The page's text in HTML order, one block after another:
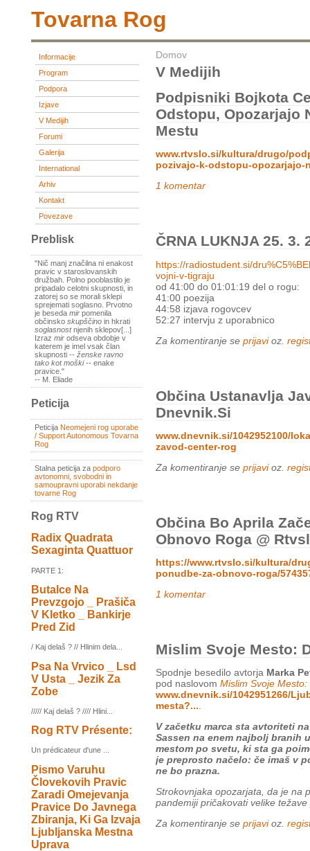
Tovarna Rog
Informacije
Program
Podpora
Izjave
V Medijih
Forumi
Galerija
International
Arhiv
Kontakt
Povezave
Preblisk
"Nič manj značilna ni enakost
pravic v staroslovanskih
družbah. Polno pooblastilo je
pripadalo celotni skupnosti, in
zatorej so se morali sklepi
sprejemati soglasno. Prvotno
je beseda mir pomenila
občinsko skupščino in hkrati
soglasnostnjenih sklepov[...]
Izraz mir odseva obdobje v
katerem je imel vsak član
skupnosti -- ženske ravno
tako kot moški-- enake
pravice."
-- M. Eliade
Peticija
Peticija Neomejeni rog uporabe
/ Support Autonomous Tovarna
Rog
Stalna peticija za podporo
avtonomni, svobodni in
samoupravni uporabi nekdanje
tovarne Rog
Rog RTV
Radix Quadrata
Sexaginta Quattuor
PARTE 1:
Butalce Na
Prevzgojo _ Prašiča
V Kletko _ Bankirje
Pred Zid
/ Kaj delaš ? // Hlinim dela...
Psa Na Vrvico _ Lsd
V Usta _ Jezik Za
Zobe
///// Kaj delaš ? //// Hlini...
Rog RTV Présente:
Un prédicateur d'une ...
Pismo Varuhu
Človekovih Pravic
Zaradi Omejevanja
Pravice Do Javnega
Zbiranja, Ki Ga Izvaja
Ljubljanska Mestna
Uprava
Domov
V Medijih
Podpisniki Bojkota
Odstopu, Opozarjajo
Mestu
www.rtvslo.si/kultura/drugo/
pozivajo-k-odstopu-opozarjajo-
1 komentar
ČRNA LUKNJA 25. 3.
https://radiostudent.si/
vojni-v-tigraju
od 41:00 do 01:01:19 del o rogu:
41:00 poezija
44:58 izjava rogovcev
52:27 intervju z uporabnico
Za komentiranje se prijavioz.
Občina Ustanavlja
Dnevnik.si
www.dnevnik.si/1042952100/
zavod-center-rog
Za komentiranje se prijavioz.
Občina Bo Aprila
Obnovo Roga @
https://www.rtvslo.si/kultura/
ponudbe-za-obnovo-roga/
1 komentar
Mislim Svoje Mesto:
Spodnje besedilo avtorja Marka
pod naslovom Mislim Svoje
www.dnevnik.si/1042951266/
mesta?....
V začetku marca sta avtoriteti
Sassen na enem najbolj branih
mestom po svetu, ki sta ga
je preprosto načelo: če imaš v
ne bo prazna.
Strokovnjaka opozarjata, da je na
pandemiji pričakovati velike
Za komentiranje se prijavioz.